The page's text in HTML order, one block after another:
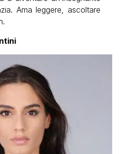
Ama leggere, ascoltare